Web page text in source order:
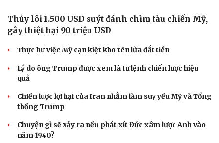
Du lịch
Săn Tour
check-in
Câu chuyện thời sự
Đọc truyện đêm khuya
Cửa sổ tình yêu
người không có hộ khẩu
Tòa án Israel cấm sử dụng cá sấu để canh giữ nhà tù
giam khủng bố
Người di cư ngã gục sau khi bơi từ Ma Rốc sang Ceuta
Thái Lan cảnh báo phụ huynh, học sinh về ma túy LSD